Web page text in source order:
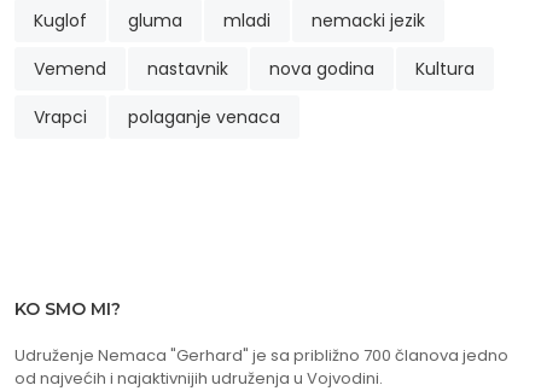
Kuglof gluma mladi
nemacki jezik
Vemend
nastavnik nova godina
Kultura
Vrapci
polaganje venaca
KO SMO MI?
Udruženje Nemaca "Gerhard" je sa približno 700 članova jedno
od najvećih i najaktivnijih udruženja u Vojvodini.